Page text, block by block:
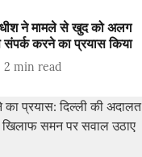
ने मामले से खुद को अलग
करने का प्रयास किया
2 min read